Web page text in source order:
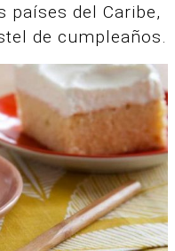
países del Caribe,
de cumpleaños.